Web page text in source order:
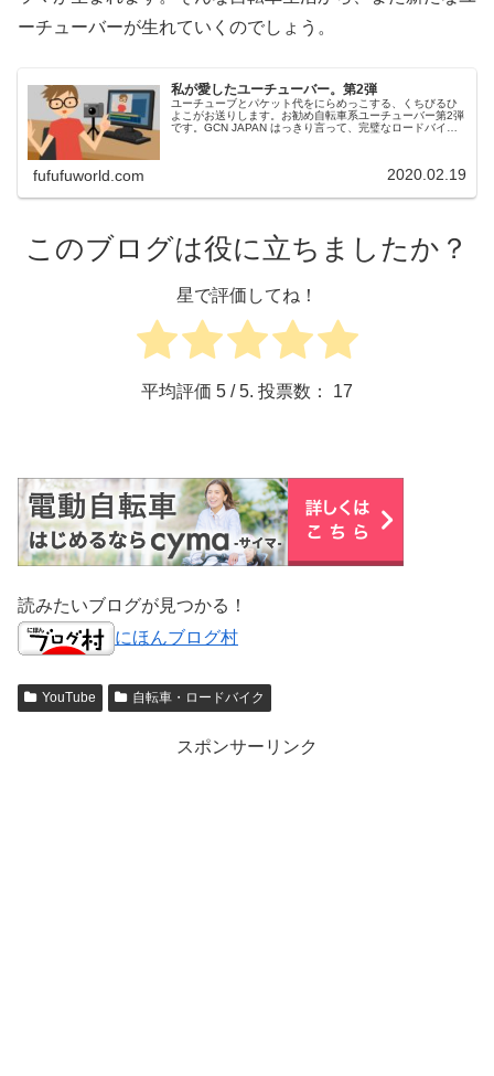
ーチューバーが生れていくのでしょう。
私が愛したユーチューバー。第2弾
ユーチューブとパケット代をにらめっこする、くちびるひ
よこがお送りします。お勧め自転車系ユーチューバー第2弾
です。GCN JAPAN はっきり言って、完璧なロードバイク
fufufuworld.com 2020.02.19
このブログは役に立ちましたか？
星で評価してね！
平均評価 5 / 5. 投票数： 17
読みたいブログが見つかる！
にほんブログ村
YouTube 自転車・ロードバイク
スポンサーリンク